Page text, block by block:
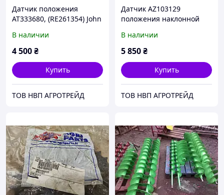
Датчик положения
AT333680, (RE261354) John
В наличии
4 500₴
Купить
ТОВ НВП АГРОТРЕЙД
Датчик AZ103129
положения наклонной
В наличии
5 850₴
Купить
ТОВ НВП АГРОТРЕЙД